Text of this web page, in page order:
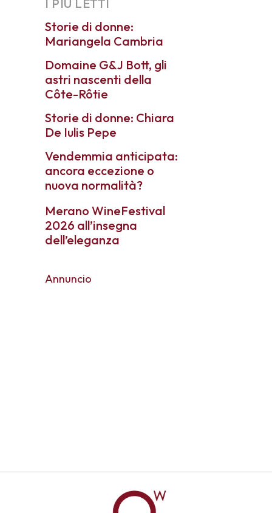
I PIÙ LETTI
Storie di donne:
Mariangela Cambria
Domaine G&J Bott, gli
astri nascenti della
Côte-Rôtie
Storie di donne: Chiara
De Iulis Pepe
Vendemmia anticipata:
ancora eccezione o
nuova normalità?
Merano WineFestival
2026 all’insegna
dell’eleganza
Annuncio